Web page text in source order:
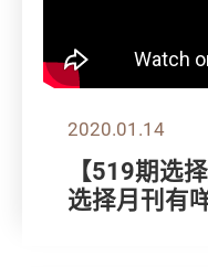
2020.01.14
【519期选
选择月刊有